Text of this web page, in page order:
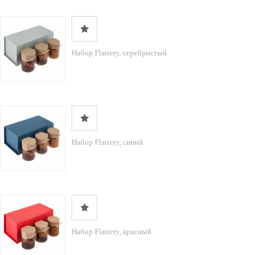
Набор Flattery, серебристый
Набор Flattery, синий
Набор Flattery, красный